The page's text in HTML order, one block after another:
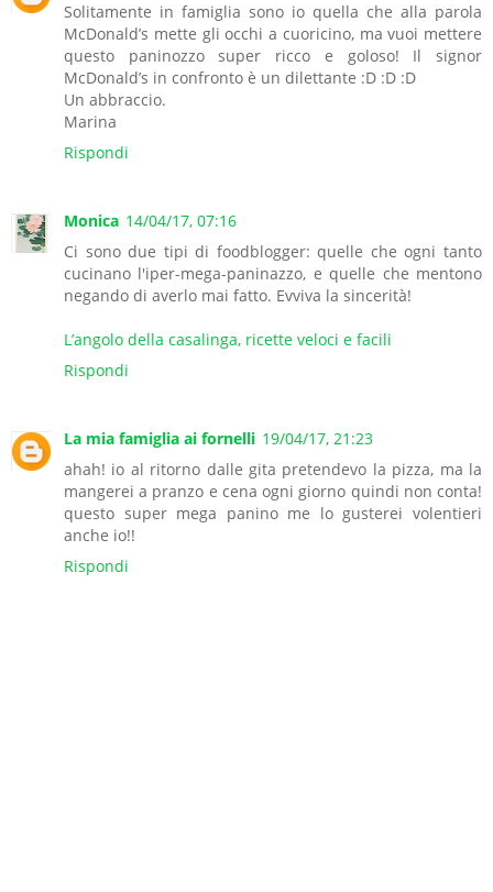
Solitamente in famiglia sono io quella che alla parola
McDonald’s mette gli occhi a cuoricino, ma vuoi mettere
questo paninozzo super ricco e goloso! Il signor
McDonald’s in confronto è un dilettante :D :D :D
Un abbraccio.
Marina
Rispondi
Monica 14/04/17, 07:16
Ci sono due tipi di foodblogger: quelle che ogni tanto
cucinano l'iper-mega-paninazzo, e quelle che mentono
negando di averlo mai fatto. Evviva la sincerità!
L’angolo della casalinga, ricette veloci e facili
Rispondi
La mia famiglia ai fornelli 19/04/17, 21:23
ahah! io al ritorno dalle gita pretendevo la pizza, ma la
mangerei a pranzo e cena ogni giorno quindi non conta!
questo super mega panino me lo gusterei volentieri
anche io!!
Rispondi